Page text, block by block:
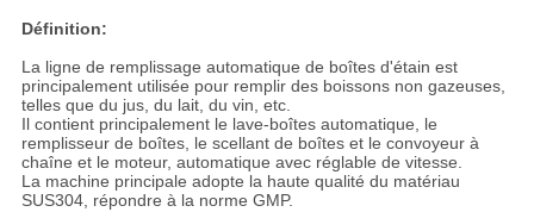
Définition:
La ligne de remplissage automatique de boîtes d'étain est
principalement utilisée pour remplir des boissons non gazeuses,
telles que du jus, du lait, du vin, etc.
Il contient principalement le lave-boîtes automatique, le
remplisseur de boîtes, le scellant de boîtes et le convoyeur à
chaîne et le moteur, automatique avec réglable de vitesse.
La machine principale adopte la haute qualité du matériau
SUS304, répondre à la norme GMP.